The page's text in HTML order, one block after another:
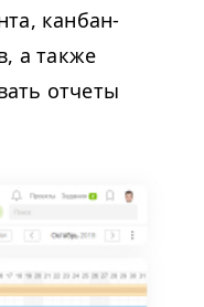
канбан-
а также
отчеты